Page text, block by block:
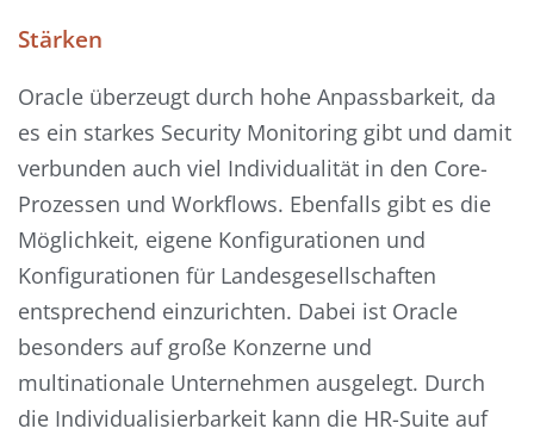
Stärken
Oracle überzeugt durch hohe Anpassbarkeit, da
es ein starkes Security Monitoring gibt und damit
verbunden auch viel Individualität in den Core-
Prozessen und Workflows. Ebenfalls gibt es die
Möglichkeit, eigene Konfigurationen und
Konfigurationen für Landesgesellschaften
entsprechend einzurichten. Dabei ist Oracle
besonders auf große Konzerne und
multinationale Unternehmen ausgelegt. Durch
die Individualisierbarkeit kann die HR-Suite auf